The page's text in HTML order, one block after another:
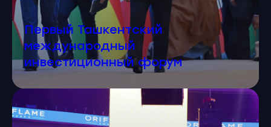
Первый Ташкентский
международный
инвестиционный форум